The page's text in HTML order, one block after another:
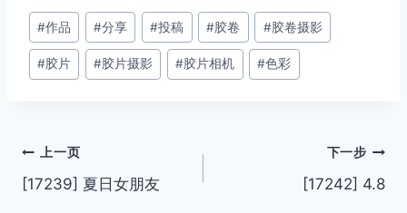
文
章
标
#作品 #分享 #投稿 #胶卷 #胶卷摄影
#胶片 #胶片摄影 #胶片相机 #色彩
文
章
上一页
[17239] 夏日女朋友
下一步
[17242] 4.8